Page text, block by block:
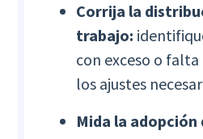
Corrija la
trabajo:
con exceso o
los ajustes
Mida la adopción